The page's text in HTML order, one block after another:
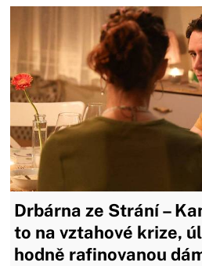
Drbárna ze Strání –
to na vztahové krize,
hodně rafinovanou